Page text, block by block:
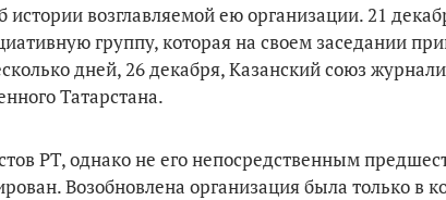
возглавляемой ею организации. 21
группу, которая на своем заседании
дней, 26 декабря, Казанский союз
Татарстана.
РТ, однако не его непосредственным
Возобновлена организация была только в